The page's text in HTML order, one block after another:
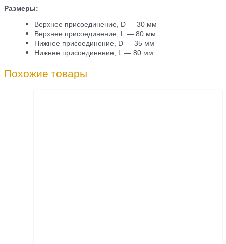
Размеры:
Верхнее присоединение, D — 30 мм
Верхнее присоединение, L — 80 мм
Нижнее присоединение, D — 35 мм
Нижнее присоединение, L — 80 мм
Похожие товары